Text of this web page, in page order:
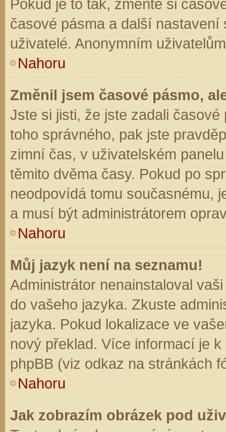
Pokud je to tak, změňte si
časové pásma a další
uživatelé. Anonymním
Nahoru
Změnil jsem časové pásmo,
Jste si jisti, že jste zadali
toho správného, pak jste
zimní čas, v uživatelském
těmito dvěma časy. Pokud po
neodpovídá tomu současnému,
a musí být administrátorem
Nahoru
Můj jazyk není na seznamu!
Administrátor nenainstaloval
do vašeho jazyka. Zkuste
jazyka. Pokud lokalizace ve
nový překlad. Více informací je
phpBB (viz odkaz na stránkách
Nahoru
Jak zobrazím obrázek pod